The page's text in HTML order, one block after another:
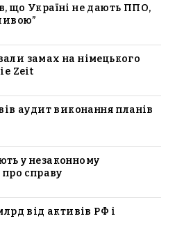
що Україні не дають ППО,
замах на німецького
Zeit
аудит виконання планів
у незаконному
справу
від активів РФ і